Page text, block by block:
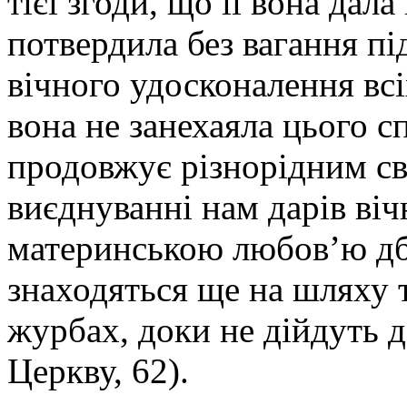
потвердила без вагання
вічного удосконалення
вона не занехаяла цього
продовжує різнорідним
виєднуванні нам дарів
материнською любов’ю
знаходяться ще на шляху
журбах, доки не дійдуть
Церкву, 62).